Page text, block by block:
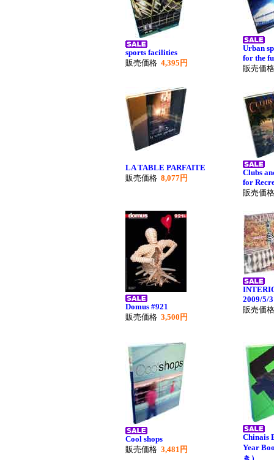
sports facilities
販売価格 4,395円
Urban
for the
販売価
LA TABLE PARFAITE
販売価格 8,077円
Clubs
for
販売価
Domus #921
販売価格 3,500円
2009/5/
販売価
Cool shops
販売価格 3,481円
Chinais
Year
き）